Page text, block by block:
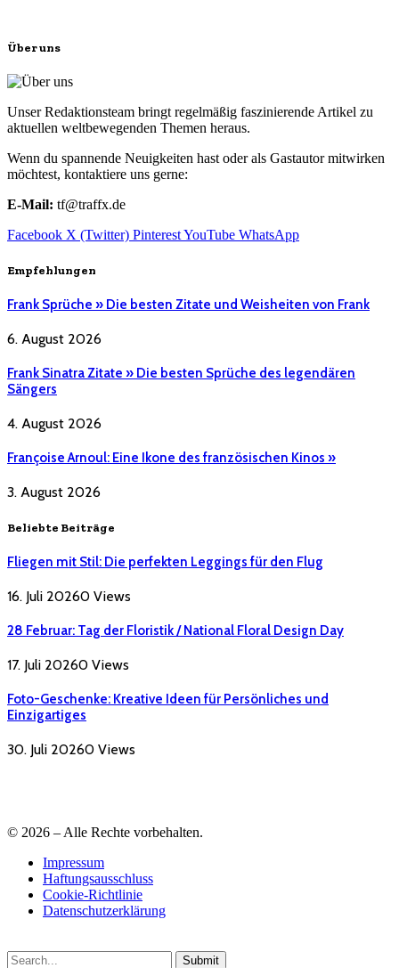
Über uns
Unser Redaktionsteam bringt regelmäßig faszinierende Artikel zu
aktuellen weltbewegenden Themen heraus.
Wenn du spannende Neuigkeiten hast oder als Gastautor mitwirken
möchtest, kontaktiere uns gerne:
E-Mail: tf@traffx.de
Facebook X (Twitter) PinterestYouTube WhatsApp
Empfehlungen
Frank Sprüche » Die besten Zitate und Weisheiten von Frank
6. August 2026
Frank Sinatra Zitate » Die besten Sprüche des legendären
Sängers
4. August 2026
Françoise Arnoul: Eine Ikone des französischen Kinos »
3. August 2026
Beliebte Beiträge
Fliegen mit Stil: Die perfekten Leggings für den Flug
16. Juli 20260 Views
28 Februar: Tag der Floristik / National Floral Design Day
17. Juli 20260 Views
Foto-Geschenke: Kreative Ideen für Persönliches und
Einzigartiges
30. Juli 20260 Views
© 2026 – Alle Rechte vorbehalten.
Impressum
Haftungsausschluss
Cookie-Richtlinie
Datenschutzerklärung
Submit